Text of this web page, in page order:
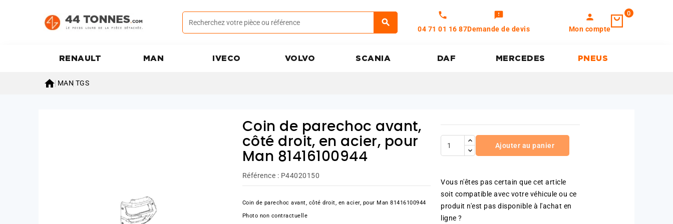
call
04 71 01 16 87
feedback
Demande de devis
person
Mon compte
0
RENAULT MAN IVECO VOLVO SCANIA DAF MERCEDES PNEUS
 MAN TGS
Coin de parechoc avant,
côté droit, en acier, pour
Man 81416100944
Référence : P44020150
Coin de parechoc avant, côté droit, en acier, pour Man 81416100944
Photo non contractuelle
Ajouter au panier
Vous n'êtes pas certain que cet article
soit compatible avec votre véhicule ou ce
produit n'est pas disponible à l'achat en
ligne ?